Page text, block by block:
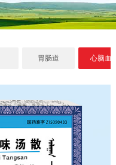
胃肠道 心脑血